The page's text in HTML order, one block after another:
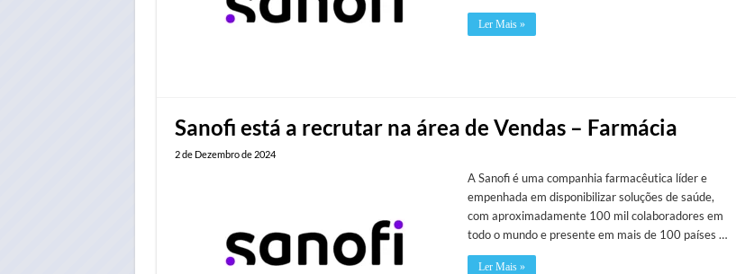
Ler Mais »
Sanofi está a recrutar na área de Vendas – Farmácia
2 de Dezembro de 2024
A Sanofi é uma companhia farmacêutica líder e
empenhada em disponibilizar soluções de saúde,
com aproximadamente 100 mil colaboradores em
todo o mundo e presente em mais de 100 países …
Ler Mais »